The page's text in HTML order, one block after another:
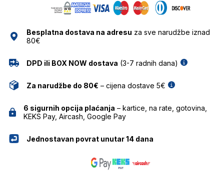
Besplatna dostava na adresu za sve narudžbe iznad
80€
DPD ili BOX NOW dostava (3-7 radnih dana)
Za narudžbe do 80€ – cijena dostave 5€
6 sigurnih opcija plaćanja – kartice, na rate, gotovina,
KEKS Pay, Aircash, Google Pay
Jednostavan povrat unutar 14 dana